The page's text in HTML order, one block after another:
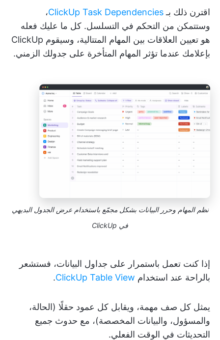
اقترن ذلك بـ ClickUp Task Dependencies،
وستتمكن من التحكم في التسلسل. كل ما عليك فعله
هو تعيين العلاقات بين المهام المتتالية، وسيقوم ClickUp
بإعلامك عندما تؤثر المهام المتأخرة على جدولك الزمني.
نظم المهام وحرر البيانات بشكل مجمّع باستخدام عرض الجدول البديهي
في ClickUp
إذا كنت تعمل باستمرار على جداول البيانات، فستشعر
بالراحة عند استخدام ClickUp Table View
.
يمثل كل صف مهمة، ويقابل كل عمود حقلًا (الحالة،
والمسؤول، والبيانات المخصصة)، مع حدوث جميع
التحديثات في الوقت الفعلي.